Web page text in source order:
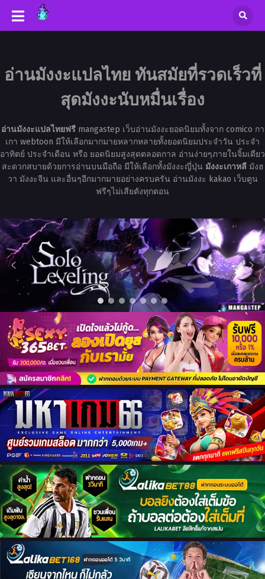
อ่านมังงะแปลไทย ทันสมัยที่รวดเร็วที่
สุดมังงะนับหมื่นเรื่อง
อ่านมังงะแปลไทยฟรีmangastep เว็บอ่านมังงะยอดนิยมทั้งจาก comico กา
เกา webtoon มีให้เลือกมากมายหลากหลายทั้งยอดนิยมประจำวัน ประจำ
อาทิตย์ ประจำเดือน หรือ ยอดนิยมสูงสุดตลอดกาล อ่านง่ายๆภายในจิ้มเดียว
สะดวกสบายด้วยการอ่านบนมือถือ มีให้เลือกทั้งมังงะญี่ปุ่น มังงะเกาหลีมังฮ
วา มังงะจีน และอื่นๆอีกมากมายอย่างครบครัน อ่านมังงะ kakao เว็บตูน
ฟรีๆไม่เสียตังทุกตอน